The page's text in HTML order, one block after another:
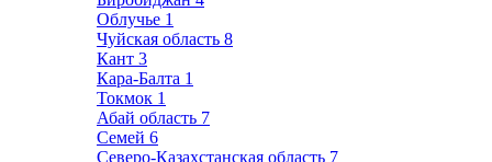
Облучье 1
Чуйская область 8
Кант 3
Кара-Балта 1
Токмок 1
Абай область 7
Семей 6
Северо-Казахстанская область 7